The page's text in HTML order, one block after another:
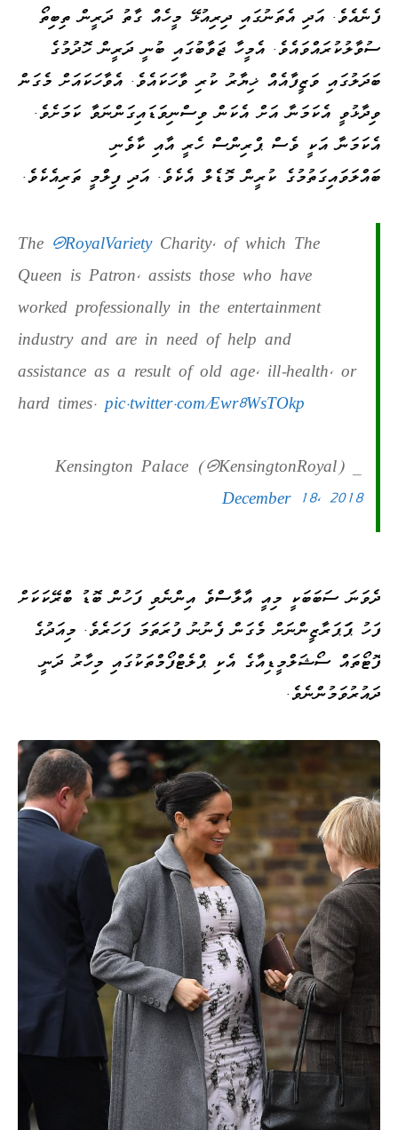
ފެނެއެވެ. އަދި އެތަނުގައި ދިރިއުޅޭ މީހެއް ގާތު ދަރީން ތިބިތޯ
ސުވާލުކުރައްވައެވެ. އެމީހާ ޖަވާބުގައި ބުނީ ދަރީން ހޮދުމުގެ
ބަދަލުގައި ވަޒީފާއެއް ޚިޔާރު ކުރި ވާހަކައެވެ. އެވާހަކައަށް މެގަން
ވިދާޅުވީ އެކަމަނާ އަށް އެކަން ވިސްނިވަޑައިގަންނަވާ ކަމަށެވެ.
އެކަމަނާ އަކީ ވެސް ޕްރިންސް ހެރީ އާއި ކާވެނި
ބައްލަވައިގަތުމުގެ ކުރީން މޮޑެލް އެކެވެ. އަދި ފިލްމީ ތަރިއެކެވެ.
The @RoyalVarietyCharity, of which The
Queen is Patron, assists those who have
worked professionally in the entertainment
industry and are in need of help and
assistance as a result of old age, ill-health, or
hard times. pic.twitter.com/Ewr8WsTOkp
December 18, 2018
ދެވަނަ ސަބަބަކީ މިއީ އާލާސްވެ އިންނެވި ފަހުން ބޮޑު ބްރޭކަކަށް
ފަހު ޕަަޕަރާޒީންނަށް މެގަން ފެނުނު ފުރަތަމަ ފަހަރެވެ. މިއަދުގެ
ފޮޓޯތައް ސޯޝަލްމީޑިއާގެ އެކި ޕްލެޓްފޯމްތަކުގައި މިހާރު ދަނީ
ދައުރުވަމުންނެވެ.